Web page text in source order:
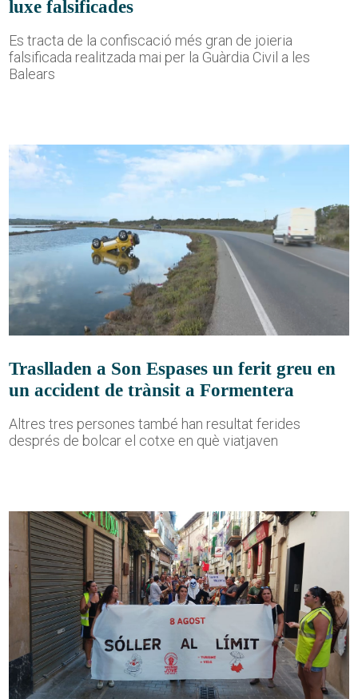
luxe falsificades
Es tracta de la confiscació més gran de joieria
falsificada realitzada mai per la Guàrdia Civil a les
Balears
Traslladen a Son Espases un ferit greu en
un accident de trànsit a Formentera
Altres tres persones també han resultat ferides
després de bolcar el cotxe en què viatjaven